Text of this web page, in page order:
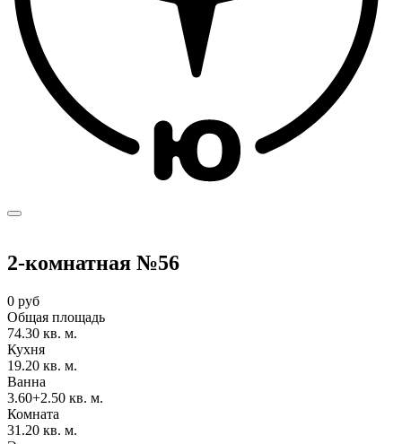
2-комнатная №56
0 руб
Общая площадь
74.30 кв. м.
Кухня
19.20 кв. м.
Ванна
3.60+2.50 кв. м.
Комната
31.20 кв. м.